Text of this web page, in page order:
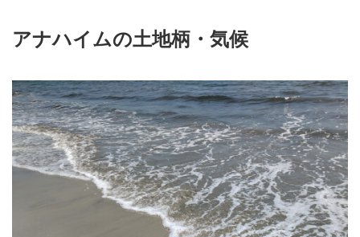
アナハイムの土地柄・気候